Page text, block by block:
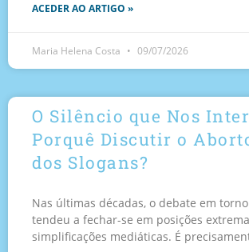
ACEDER AO ARTIGO »
Maria Helena Costa 09/07/2026
O Silêncio que Nos
Porquê Discutir o
dos Slogans?
Nas últimas décadas, o debate em
tendeu a fechar-se em posições
simplificações mediáticas. É